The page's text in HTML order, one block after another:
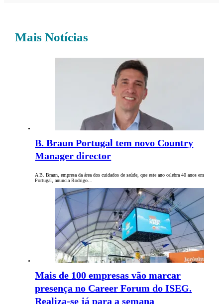
Mais Notícias
B. Braun Portugal tem novo Country
Manager director
A B. Braun, empresa da área dos cuidados de saúde, que este ano celebra 40 anos em
Portugal, anuncia Rodrigo…
Mais de 100 empresas vão marcar
presença no Career Forum do ISEG.
Realiza-se já para a semana